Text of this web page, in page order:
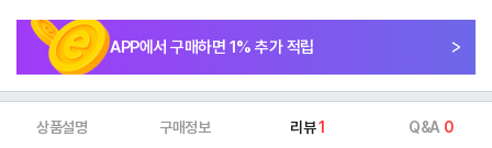
APP에서 구매하면 1% 추가 적립
상품설명 구매정보 리뷰1 Q&A 0